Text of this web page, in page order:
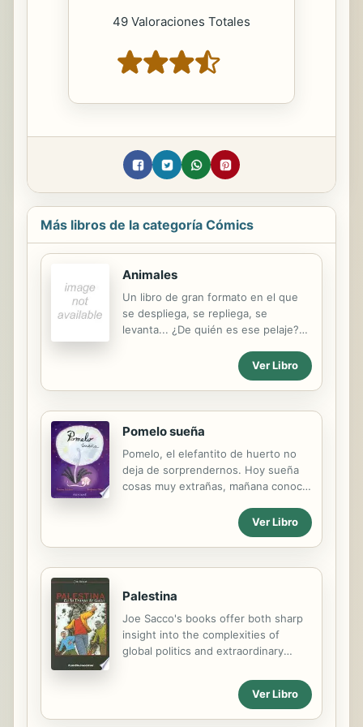
49 Valoraciones Totales
Más libros de la categoría Cómics
Animales
Un libro de gran formato en el que
se despliega, se repliega, se
levanta... ¿De quién es ese pelaje?
huella? ¡Descubre al mamífero que
se esconde tras cada solapa!
Ver Libro
Pomelo sueña
Pomelo, el elefantito de huerto no
deja de sorprendernos. Hoy sueña
cosas muy extrañas, mañana conoce
decide celebrar el Carnaval el día
Ver Libro
Palestina
Joe Sacco's books offer both sharp
insight into the complexities of
global politics and extraordinary
who live in a war zones. He has
been favorably compared withVer Libro